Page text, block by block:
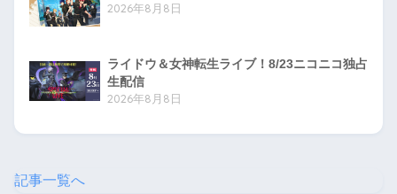
2026年8月8日
ライドウ＆女神転生ライブ！8/23ニコニコ独占
生配信
2026年8月8日
記事一覧へ